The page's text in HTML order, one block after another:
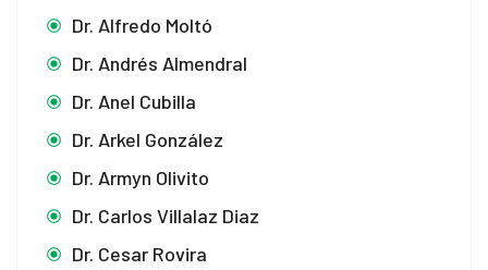
Dr. Alfredo Moltó
Dr. Andrés Almendral
Dr. Anel Cubilla
Dr. Arkel González
Dr. Armyn Olivito
Dr. Carlos Villalaz Diaz
Dr. Cesar Rovira